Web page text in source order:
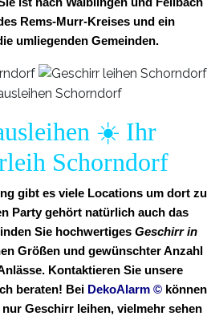
Rems-Murr-Kreises und ein
umliegenden Gemeinden.
☀️ Ihr
Schorndorf
gibt es viele Locations um dort zu
Party gehört natürlich auch das
Sie hochwertiges Geschirr in
Größen und gewünschter Anzahl
Kontaktieren Sie unsere
beraten! Bei DekoAlarm © können
Geschirr leihen, vielmehr sehen